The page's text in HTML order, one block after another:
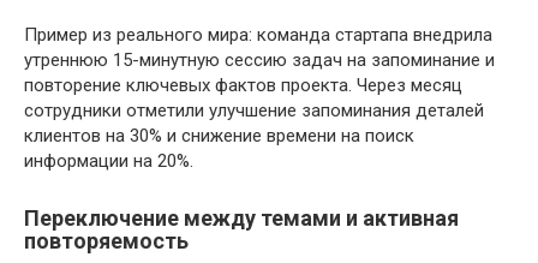
Пример из реального мира: команда стартапа внедрила
утреннюю 15-минутную сессию задач на запоминание и
повторение ключевых фактов проекта. Через месяц
сотрудники отметили улучшение запоминания деталей
клиентов на 30% и снижение времени на поиск
информации на 20%.
Переключение между темами и активная
повторяемость